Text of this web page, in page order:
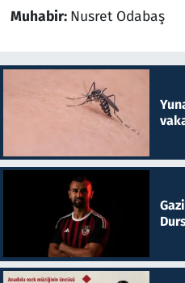
Muhabir: Nusret Odabaş